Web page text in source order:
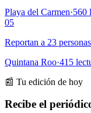
Playa del Carmen·560
05
Reportan a 23
Quintana Roo·415
📰 Tu edición de hoy
Recibe el